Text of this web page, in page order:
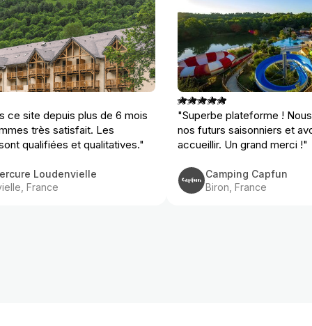
ce site depuis plus de 6 mois
très satisfait. Les
qualifiées et qualitatives."
Loudenvielle
France
"Superbe plateforme !
nos futurs saisonniers et
accueillir. Un grand merci !"
Camping Capfun
Biron, France